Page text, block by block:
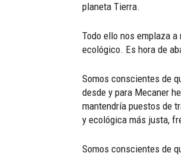
planeta Tierra.
Todo ello nos emplaza
ecológico. Es hora de
Somos conscientes de
desde y para Mecaner
mantendría puestos de
y ecológica más justa,
Somos conscientes de